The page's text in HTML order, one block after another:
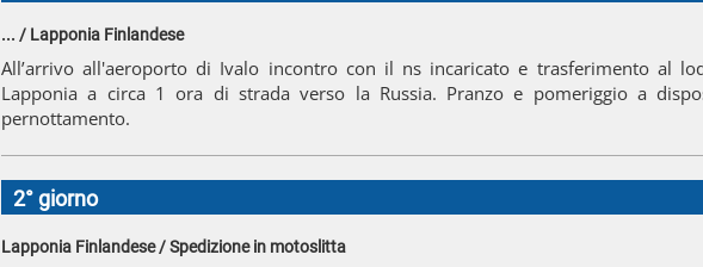
... / Lapponia Finlandese
All’arrivo all'aeroporto di Ivalo incontro con il ns incaricato e trasferimento al
Lapponia a circa 1 ora di strada verso la Russia. Pranzo e pomeriggio a
pernottamento.
2° giorno
Lapponia Finlandese / Spedizione in motoslitta